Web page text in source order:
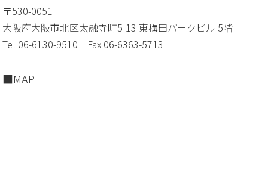
〒530-0051
大阪府大阪市北区太融寺町5-13 東梅田パークビル 5階
Tel 06-6130-9510 Fax 06-6363-5713
MAP